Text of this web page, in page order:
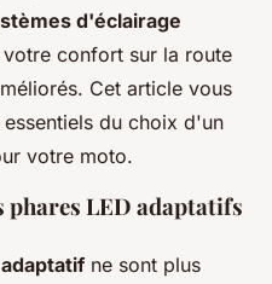
d'éclairage
confort sur la route
Cet article vous
du choix d'un
votre moto.
LED adaptatifs
ne sont plus